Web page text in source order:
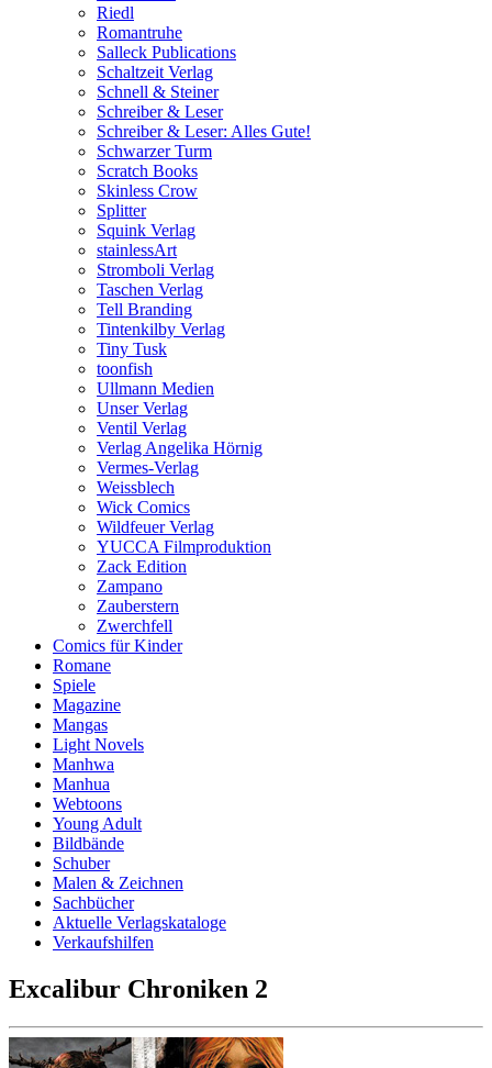
Riedl
Romantruhe
Salleck Publications
Schaltzeit Verlag
Schnell & Steiner
Schreiber & Leser
Schreiber & Leser: Alles Gute!
Schwarzer Turm
Scratch Books
Skinless Crow
Splitter
Squink Verlag
stainlessArt
Stromboli Verlag
Taschen Verlag
Tell Branding
Tintenkilby Verlag
Tiny Tusk
toonfish
Ullmann Medien
Unser Verlag
Ventil Verlag
Verlag Angelika Hörnig
Vermes-Verlag
Weissblech
Wick Comics
Wildfeuer Verlag
YUCCA Filmproduktion
Zack Edition
Zampano
Zauberstern
Zwerchfell
Comics für Kinder
Romane
Spiele
Magazine
Mangas
Light Novels
Manhwa
Manhua
Webtoons
Young Adult
Bildbände
Schuber
Malen & Zeichnen
Sachbücher
Aktuelle Verlagskataloge
Verkaufshilfen
Excalibur Chroniken 2